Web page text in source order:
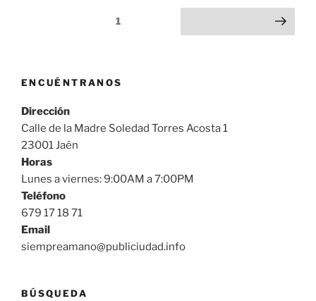
Página1 Siguiente página
ENCUÉNTRANOS
Dirección
Calle de la Madre Soledad Torres Acosta 1
23001 Jaén
Horas
Lunes a viernes: 9:00AM a 7:00PM
Teléfono
679 17 18 71
Email
siempreamano@publiciudad.info
BÚSQUEDA